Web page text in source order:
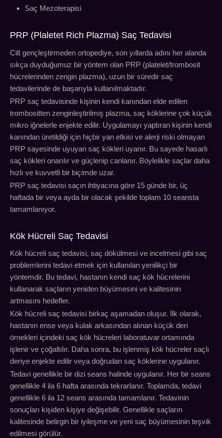
Saç Mezoterapisi
PRP (Plaletet Rich Plazma) Saç Tedavisi
Cilt gençleştirmeden ortopediye, son yıllarda adını her alanda
sıkça duyduğumuz bir yöntem olan PRP (platelet/trombosit
hücrelerinden zengin plazma), uzun bir süredir saç
tedavilerinde de başarıyla kullanılmaktadır.
PRP saç tedavisinde kişinin kendi kanından elde edilen
trombositten zenginleştirilmiş plazma, saç köklerine çok küçük
mikro iğnelerle enjekte edilir. Uygulamayı yaptıran kişinin kendi
kanından üretildiği için hiçbir yan etkisi ve alerji riski olmayan
PRP sayesinde uyuyan saç kökleri uyanır. Bu sayede hasarlı
saç kökleri onarılır ve güçlenip canlanır. Böylelikle saçlar daha
hızlı ve kuvvetli bir biçimde uzar.
PRP saç tedavisi saçın ihtiyacına göre 15 günde bir, üç
haftada bir veya ayda bir olacak şekilde toplam 10 seansta
tamamlanıyor.
Kök Hücreli Saç Tedavisi
Kök hücreli saç tedavisi, saç dökülmesi ve incelmesi gibi saç
problemlerini tedavi etmek için kullanılan yenilikçi bir
yöntemdir. Bu tedavi, hastanın kendi saç kök hücrelerini
kullanarak saçların yeniden büyümesini ve kalitesinin
artmasını hedefler.
Kök hücreli saç tedavisi birkaç aşamadan oluşur. İlk olarak,
hastanın ense veya kulak arkasından alınan küçük deri
örnekleri içindeki saç kök hücreleri laboratuvar ortamında
işlenir ve çoğaltılır. Daha sonra, bu işlenmiş kök hücreler saçlı
deriye enjekte edilir veya doğrudan saç köklerine uygulanır.
Tedavi genellikle bir dizi seans halinde uygulanır. Her bir seans
genellikle 4 ila 6 hafta arasında tekrarlanır. Toplamda, tedavi
genellikle 6 ila 12 seans arasında tamamlanır. Tedavinin
sonuçları kişiden kişiye değişebilir. Genellikle saçların
kalitesinde belirgin bir iyileşme ve yeni saç büyümesinin teşvik
edilmesi görülür.